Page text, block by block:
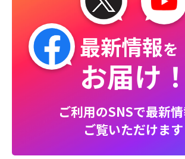
最新情報を
お届け
ご利用のSNSで最新
ご覧いただけます